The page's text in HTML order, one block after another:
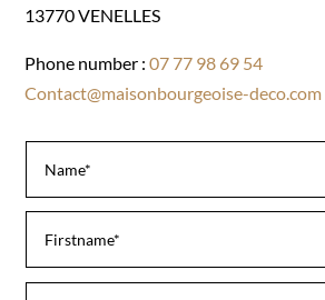
13770 VENELLES
Phone number :07 77 98 69 54
Contact@maisonbourgeoise-deco.com